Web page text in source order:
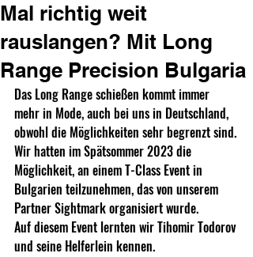
Mal richtig weit
rauslangen? Mit Long
Range Precision Bulgaria
Das Long Range schießen kommt immer
mehr in Mode, auch bei uns in Deutschland,
obwohl die Möglichkeiten sehr begrenzt sind.
Wir hatten im Spätsommer 2023 die
Möglichkeit, an einem T-Class Event in
Bulgarien teilzunehmen, das von unserem
Partner Sightmark organisiert wurde.
Auf diesem Event lernten wir Tihomir Todorov
und seine Helferlein kennen.